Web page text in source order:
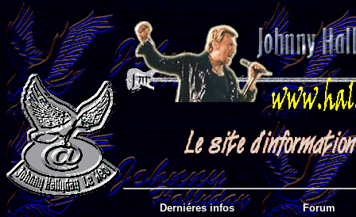
Derniéres infos
Forum